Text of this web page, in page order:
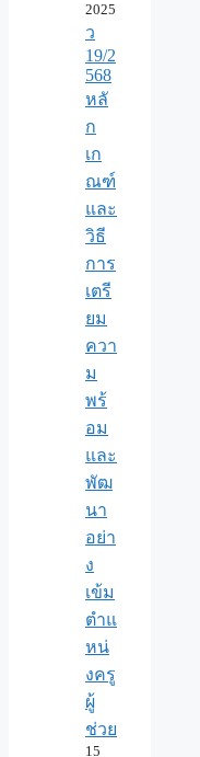
2025
ว
19/2
568
หลั
ก
เก
ณฑ์
และ
วิธี
การ
เตรี
ยม
ควา
ม
พร้
อม
และ
พัฒ
นา
อย่า
ง
เข้ม
ตำแ
หน่
งครู
ผู้
ช่วย
15